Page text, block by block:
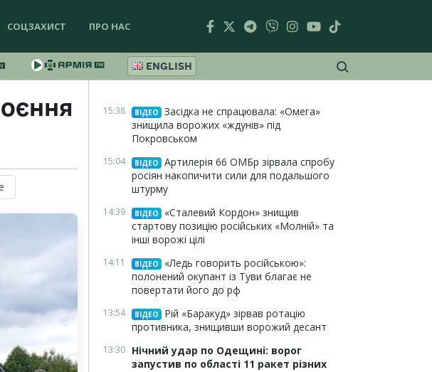
СОЦЗАХИСТ ПРО НАС
ENGLISH
15:38 ВІДЕО
Засідка не спрацювала: «Омега»
знищила ворожих «ждунів» під
Покровськом
15:04 ВІДЕО
Артилерія 66 ОМБр зірвала спробу
росіян накопичити сили для подальшого
штурму
14:39 ВІДЕО
«Сталевий Кордон» знищив
стартову позицію російських «Молній» та
інші ворожі цілі
14:11 ВІДЕО
«Ледь говорить російською»:
полонений окупант із Туви благає не
повертати його до рф
13:54 ВІДЕО
Рій «Баракуд» зірвав ротацію
противника, знищивши ворожий десант
13:30 Нічний удар по Одещині: ворог
запустив по області 11 ракет різних